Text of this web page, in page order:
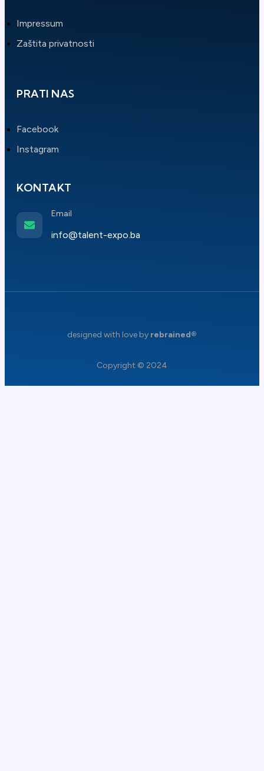
Impressum
Zaštita privatnosti
PRATI NAS
Facebook
Instagram
KONTAKT
Email
info@talent-expo.ba
designed with love by rebrained®
Copyright © 2024